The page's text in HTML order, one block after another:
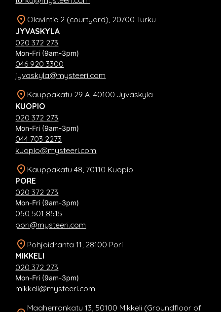
Olavintie 2 (courtyard), 20700 Turku
JYVASKYLA
020 372 273
Mon-Fri (9am-3pm)
046 920 3300
jyvaskyla@mysteeri.com
Kauppakatu 29 A, 40100 Jyväskylä
KUOPIO
020 372 273
Mon-Fri (9am-3pm)
044 703 2273
kuopio@mysteeri.com
Kauppakatu 48, 70110 Kuopio
PORE
020 372 273
Mon-Fri (9am-3pm)
050 501 8515
pori@mysteeri.com
Pohjoidranta 11, 28100 Pori
MIKKELI
020 372 273
Mon-Fri (9am-3pm)
mikkeli@mysteeri.com
Maaherrankatu 13, 50100 Mikkeli (Groundfloor of